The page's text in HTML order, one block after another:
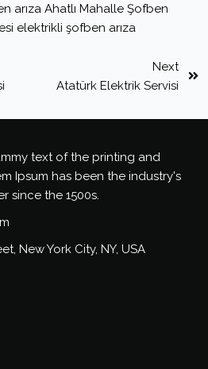
arıza Ahatlı Mahalle Şofben
elektrikli şofben arıza
Next
Atatürk Elektrik Servisi
text of the printing and
Ipsum has been the industry's
since the 1500s.
New York City, NY, USA